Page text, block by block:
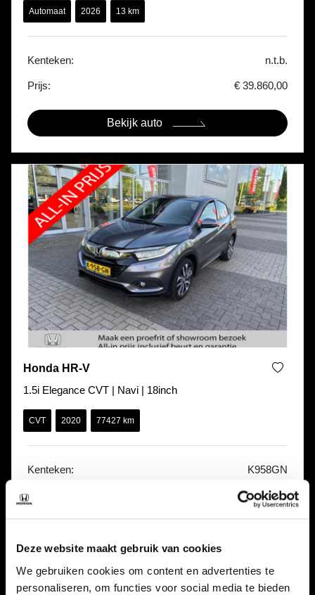
Deze website maakt gebruik van cookies
We gebruiken cookies om content en advertenties te
personaliseren, om functies voor social media te bieden
Automaat 2026 13 km
Kenteken: n.t.b.
Prijs: € 39.860,00
Bekijk auto
Honda HR-V
1.5i Elegance CVT | Navi | 18inch
CVT 2020 77427 km
Kenteken: K958GN
Prijs: € 21.490,00